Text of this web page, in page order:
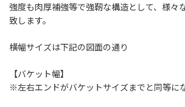
強度も肉厚補強等で強靭な構造として、様々
致します。
横幅サイズは下記の図面の通り
【バケット幅】
※左右エンドがバケットサイズまでと同等に